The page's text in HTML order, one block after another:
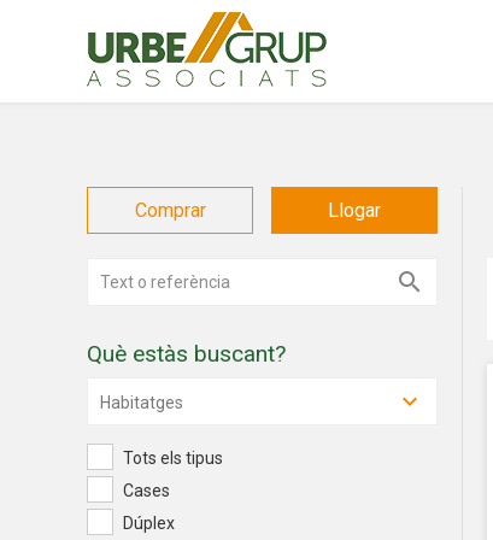
Comprar Llogar
Què estàs buscant?
Habitatges
Tots els tipus
Cases
Dúplex